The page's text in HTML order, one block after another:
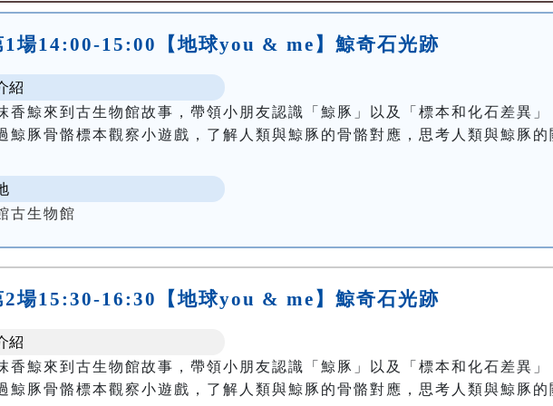
1場14:00-15:00【地球you & me】鯨奇石光跡
紹
香鯨來到古生物館故事，帶領小朋友認識「鯨豚」以及「標本和化石差異」
鯨豚骨骼標本觀察小遊戲，了解人類與鯨豚的骨骼對應，思考人類與鯨豚的
古生物館
2場15:30-16:30【地球you & me】鯨奇石光跡
紹
香鯨來到古生物館故事，帶領小朋友認識「鯨豚」以及「標本和化石差異」
鯨豚骨骼標本觀察小遊戲，了解人類與鯨豚的骨骼對應，思考人類與鯨豚的